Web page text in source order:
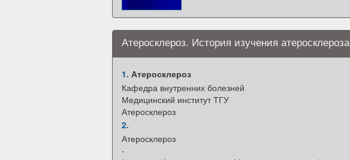
Атеросклероз. История изучения атеросклероза
1. Атеросклероз
Кафедра внутренних болезней
Медицинский институт ТГУ
Атеросклероз
2.
Атеросклероз
-